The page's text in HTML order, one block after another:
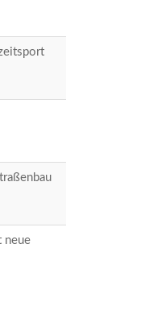
neue